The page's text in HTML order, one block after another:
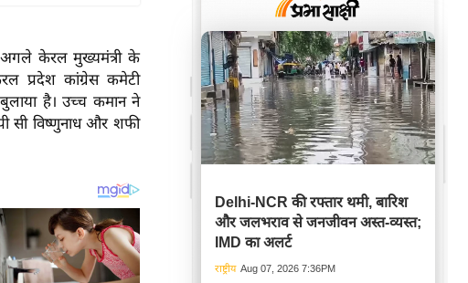
अगले केरल मुख्यमंत्री के
प्रदेश कांग्रेस कमेटी
है। उच्च कमान ने
सी विष्णुनाध और शफी
Delhi-NCR की रफ्तार थमी, बारिश
और जलभराव से जनजीवन अस्त-व्यस्त;
IMD का अलर्ट
राष्ट्रीय Aug 07, 2026 7:36PM